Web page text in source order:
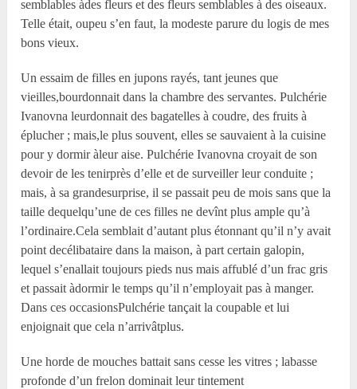
semblables àdes fleurs et des fleurs semblables à des oiseaux.
Telle était, oupeu s’en faut, la modeste parure du logis de mes
bons vieux.
Un essaim de filles en jupons rayés, tant jeunes que
vieilles,bourdonnait dans la chambre des servantes. Pulchérie
Ivanovna leurdonnait des bagatelles à coudre, des fruits à
éplucher ; mais,le plus souvent, elles se sauvaient à la cuisine
pour y dormir àleur aise. Pulchérie Ivanovna croyait de son
devoir de les tenirprès d’elle et de surveiller leur conduite ;
mais, à sa grandesurprise, il se passait peu de mois sans que la
taille dequelqu’une de ces filles ne devînt plus ample qu’à
l’ordinaire.Cela semblait d’autant plus étonnant qu’il n’y avait
point decélibataire dans la maison, à part certain galopin,
lequel s’enallait toujours pieds nus mais affublé d’un frac gris
et passait àdormir le temps qu’il n’employait pas à manger.
Dans ces occasionsPulchérie tançait la coupable et lui
enjoignait que cela n’arrivâtplus.
Une horde de mouches battait sans cesse les vitres ; labasse
profonde d’un frelon dominait leur tintement